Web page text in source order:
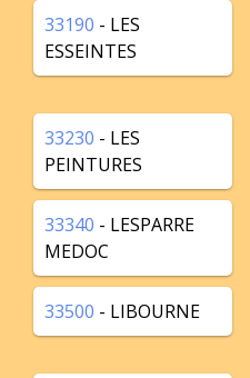
33190 - LES
ESSEINTES
33230 - LES
PEINTURES
33340 - LESPARRE
MEDOC
33500 - LIBOURNE